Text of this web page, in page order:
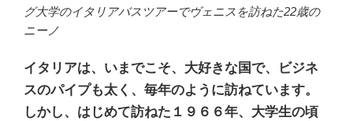
グ大学のイタリアバスツアーでヴェニスを訪ねた22歳の
ニーノ
イタリアは、いまでこそ、大好きな国で、ビジネ
スのパイプも太く、毎年のように訪ねています。
しかし、はじめて訪ねた１９６６年、大学生の頃